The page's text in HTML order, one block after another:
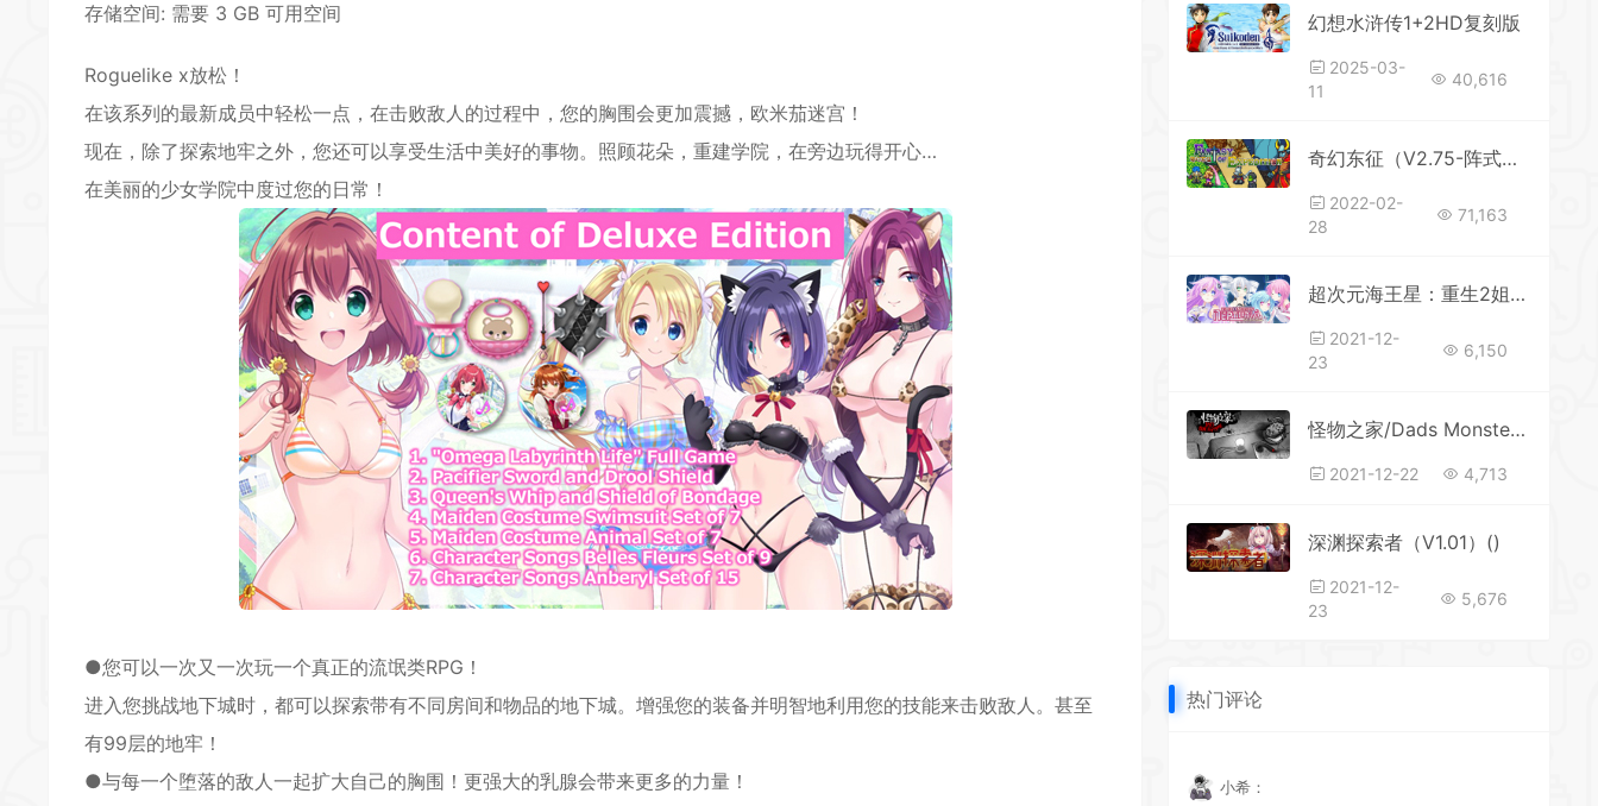
存储空间: 需要 3 GB 可用空间
Roguelike x放松！
在该系列的最新成员中轻松一点，在击败敌人的过程中，您的胸围会更加震撼，欧米茄迷宫！
现在，除了探索地牢之外，您还可以享受生活中美好的事物。照顾花朵，重建学院，在旁边玩得开心…
在美丽的少女学院中度过您的日常！
●您可以一次又一次玩一个真正的流氓类RPG ！
进入您挑战地下城时，都可以探索带有不同房间和物品的地下城。增强您的装备并明智地利用您的技能来击败敌人。甚至
有99层的地牢！
●与每一个堕落的敌人一起扩大自己的胸围！更强大的乳腺会带来更多的力量！
幻想水浒传1+2HD复刻版
2025-03-
11
40,616
奇幻东征（V2.75-阵式摆设品）
2022-02-
28
71,163
超次元海王星：重生2姐妹时代/Hyperdimension Neptunia Re;Birth2: Sisters Generation
2021-12-
23
6,150
怪物之家/Dads Monster House（V20200605）
2021-12-22 4,713
深渊探索者（V1.01）()
2021-12-
23
5,676
热门评论
小希：